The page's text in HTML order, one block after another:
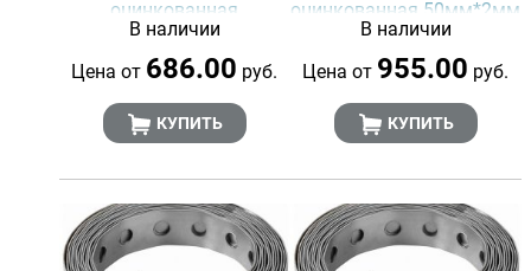
оцинкованная
40мм*1,5мм (упак. 1шт)
В наличии
Цена от 686.00 руб.
КУПИТЬ
оцинкованная 50мм*2мм
(упак. 1шт)
В наличии
Цена от 955.00 руб.
КУПИТЬ